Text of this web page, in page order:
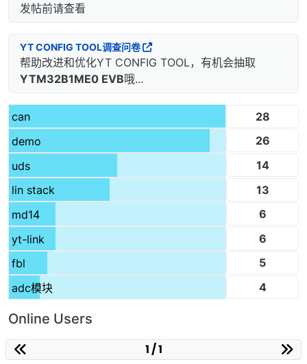
发帖前请查看
YT CONFIG TOOL调查问卷
帮助改进和优化YT CONFIG TOOL，有机会抽取
YTM32B1ME0 EVB哦...
can
28
demo
26
uds
14
lin stack
13
md14
6
yt-link
6
fbl
5
adc模块
4
Online Users
1 / 1